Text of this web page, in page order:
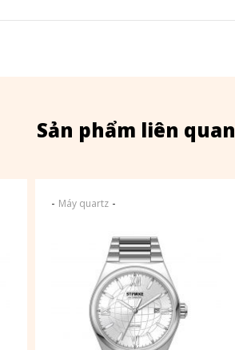
Sản phẩm liên quan
- Máy quartz-